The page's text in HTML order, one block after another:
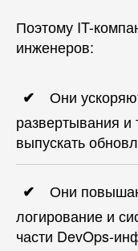
Поэтому IT-
инженеров:
Они
развертывания и
выпускать
Они
логирование и
части DevOps-